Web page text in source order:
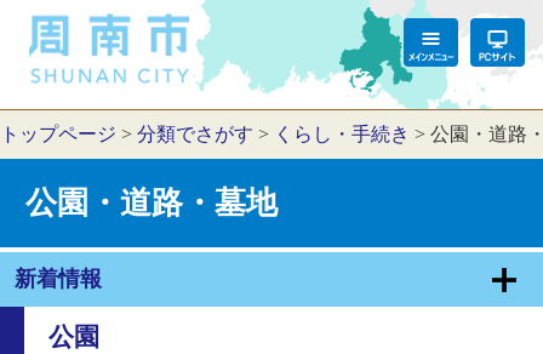
トップページ > 分類でさがす > くらし・手続き > 公園・道路
公園・道路・墓地
新着情報
公園